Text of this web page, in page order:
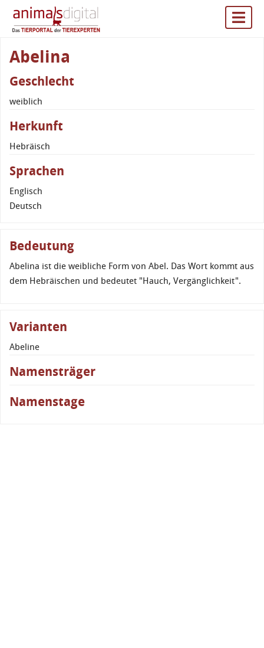
Abelina
Geschlecht
weiblich
Herkunft
Hebräisch
Sprachen
Englisch
Deutsch
Bedeutung
Abelina ist die weibliche Form von Abel. Das Wort kommt aus
dem Hebräischen und bedeutet "Hauch, Vergänglichkeit".
Varianten
Abeline
Namensträger
Namenstage